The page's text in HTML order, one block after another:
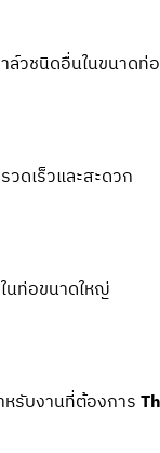
ล์วชนิดอื่นในขนาดท่
ดเร็วและสะดวก
นท่อขนาดใหญ่
หรับงานที่ต้องการ